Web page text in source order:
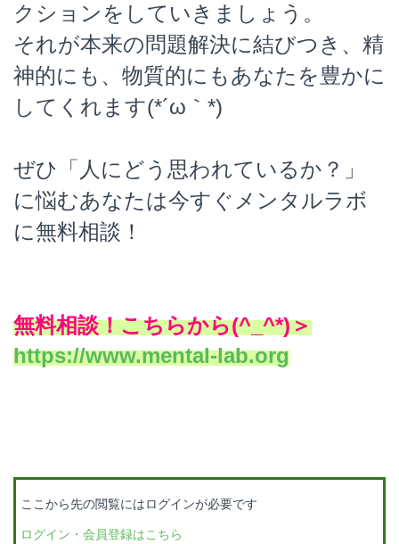
クションをしていきましょう。
それが本来の問題解決に結びつき、精
神的にも、物質的にもあなたを豊かに
してくれます(*´ω｀*)
ぜひ「人にどう思われているか？」
に悩むあなたは今すぐメンタルラボ
に無料相談！
無料相談！こちらから(^_^*)＞
https://www.mental-lab.org
ここから先の閲覧にはログインが必要です
ログイン・会員登録はこちら